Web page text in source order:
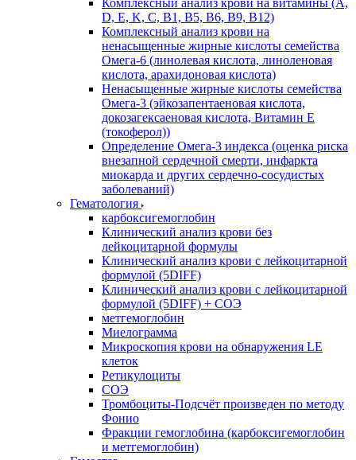
Комплексный анализ крови на витамины (A,
D, E, K, C, B1, B5, B6, В9, B12)
Комплексный анализ крови на
ненасыщенные жирные кислоты семейства
Омега-6 (линолевая кислота, линоленовая
кислота, арахидоновая кислота)
Ненасыщенные жирные кислоты семейства
Омега-3 (эйкозапентаеновая кислота,
докозагексаеновая кислота, Витамин E
(токоферол))
Определение Омега-3 индекса (оценка риска
внезапной сердечной смерти, инфаркта
миокарда и других сердечно-сосудистых
заболеваний)
Гематология
карбоксигемоглобин
Клинический анализ крови без
лейкоцитарной формулы
Клинический анализ крови с лейкоцитарной
формулой (5DIFF)
Клинический анализ крови с лейкоцитарной
формулой (5DIFF) + СОЭ
метгемоглобин
Миелограмма
Микроскопия крови на обнаружения LE
клеток
Ретикулоциты
СОЭ
Тромбоциты-Подсчёт произведен по методу
Фонио
Фракции гемоглобина (карбоксигемоглобин
и метгемоглобин)